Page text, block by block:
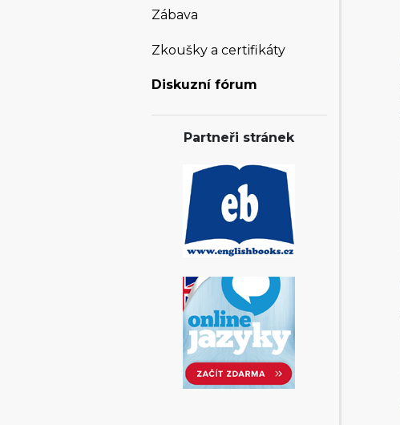
Zábava
Zkoušky a certifikáty
Diskuzní fórum
Partneři stránek